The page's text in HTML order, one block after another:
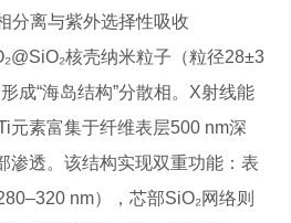
分离与紫外选择性吸收
核壳纳米粒子（粒径28±3
成“海岛结构”分散相。X射线能
元素富集于纤维表层500 nm深
渗透。该结构实现双重功能：表
nm），芯部SiO₂网络则